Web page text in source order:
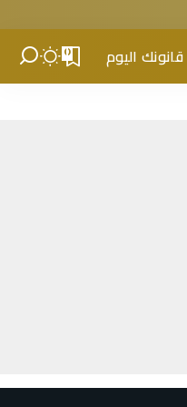
قانونك اليوم 0